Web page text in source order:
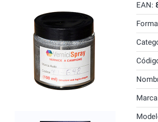
EAN: